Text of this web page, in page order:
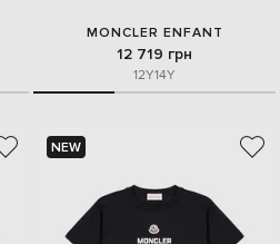
MONCLER ENFANT
12 719 грн
12Y14Y
NEW